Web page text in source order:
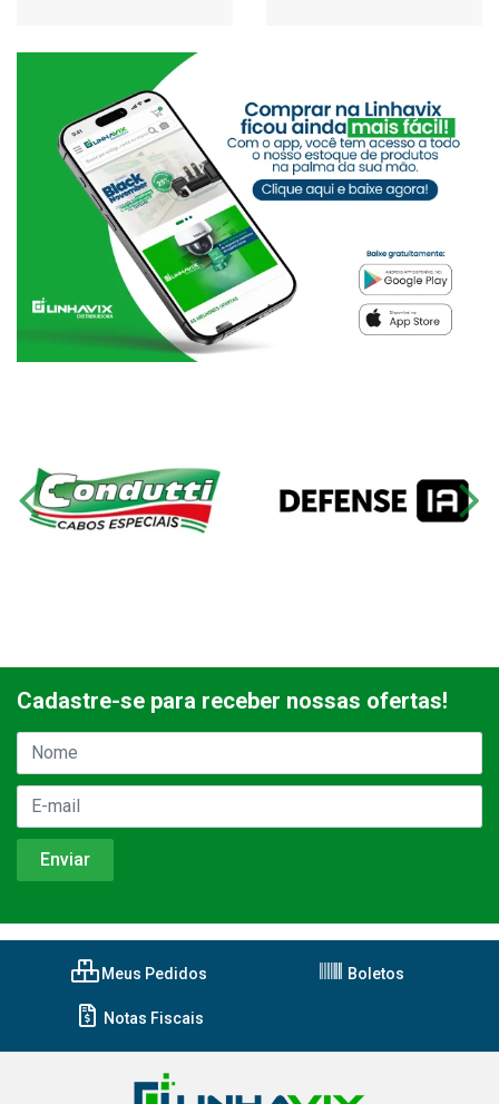
Cadastre-se para receber nossas ofertas!
Meus Pedidos Boletos
Notas Fiscais